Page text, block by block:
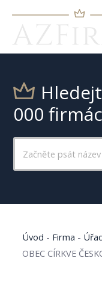
000
Úvod - Firma -
OBEC CÍRKVE